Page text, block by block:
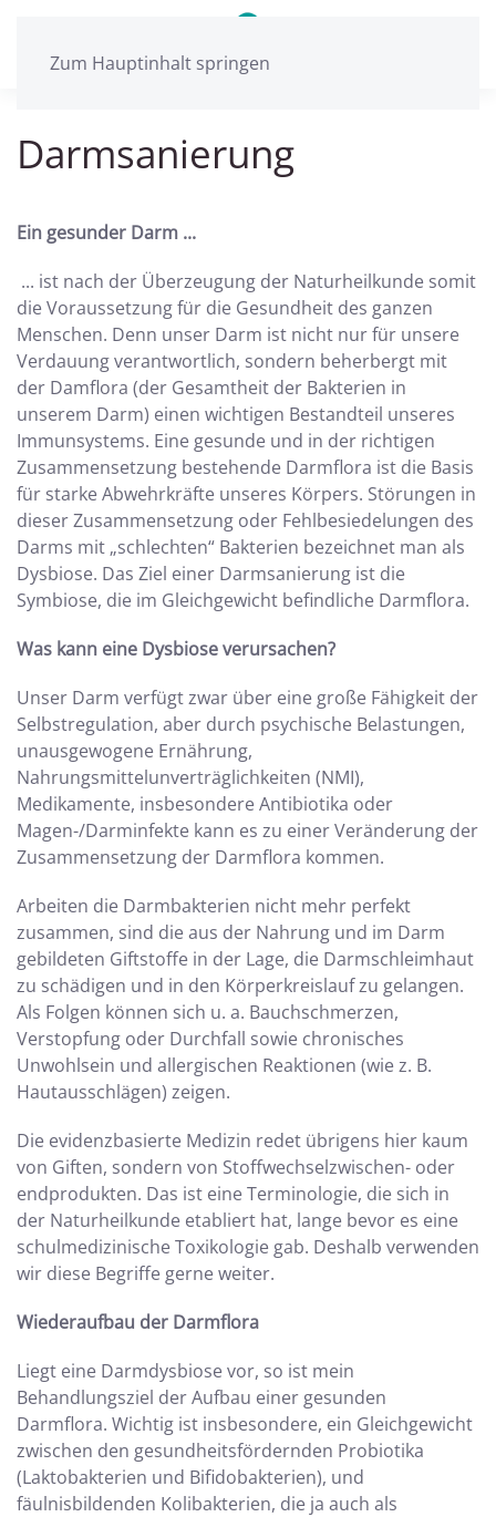
Zum Hauptinhalt springen
Darmsanierung
Ein gesunder Darm ...
... ist nach der Überzeugung der Naturheilkunde somit
die Voraussetzung für die Gesundheit des ganzen
Menschen. Denn unser Darm ist nicht nur für unsere
Verdauung verantwortlich, sondern beherbergt mit
der Damflora (der Gesamtheit der Bakterien in
unserem Darm) einen wichtigen Bestandteil unseres
Immunsystems. Eine gesunde und in der richtigen
Zusammensetzung bestehende Darmflora ist die Basis
für starke Abwehrkräfte unseres Körpers. Störungen in
dieser Zusammensetzung oder Fehlbesiedelungen des
Darms mit „schlechten“ Bakterien bezeichnet man als
Dysbiose. Das Ziel einer Darmsanierung ist die
Symbiose, die im Gleichgewicht befindliche Darmflora.
Was kann eine Dysbiose verursachen?
Unser Darm verfügt zwar über eine große Fähigkeit der
Selbstregulation, aber durch psychische Belastungen,
unausgewogene Ernährung,
Nahrungsmittelunverträglichkeiten (NMI),
Medikamente, insbesondere Antibiotika oder
Magen-/Darminfekte kann es zu einer Veränderung der
Zusammensetzung der Darmflora kommen.
Arbeiten die Darmbakterien nicht mehr perfekt
zusammen, sind die aus der Nahrung und im Darm
gebildeten Giftstoffe in der Lage, die Darmschleimhaut
zu schädigen und in den Körperkreislauf zu gelangen.
Als Folgen können sich u. a. Bauchschmerzen,
Verstopfung oder Durchfall sowie chronisches
Unwohlsein und allergischen Reaktionen (wie z. B.
Hautausschlägen) zeigen.
Die evidenzbasierte Medizin redet übrigens hier kaum
von Giften, sondern von Stoffwechselzwischen- oder
endprodukten. Das ist eine Terminologie, die sich in
der Naturheilkunde etabliert hat, lange bevor es eine
schulmedizinische Toxikologie gab. Deshalb verwenden
wir diese Begriffe gerne weiter.
Wiederaufbau der Darmflora
Liegt eine Darmdysbiose vor, so ist mein
Behandlungsziel der Aufbau einer gesunden
Darmflora. Wichtig ist insbesondere, ein Gleichgewicht
zwischen den gesundheitsfördernden Probiotika
(Laktobakterien und Bifidobakterien), und
fäulnisbildenden Kolibakterien, die ja auch als